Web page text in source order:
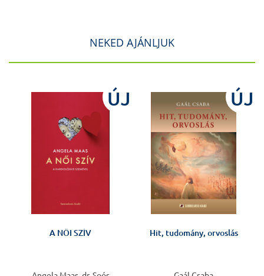
NEKED AJÁNLJUK
ÚJ
A NŐI SZÍV
ÚJ
Hit, tudomány, orvoslás